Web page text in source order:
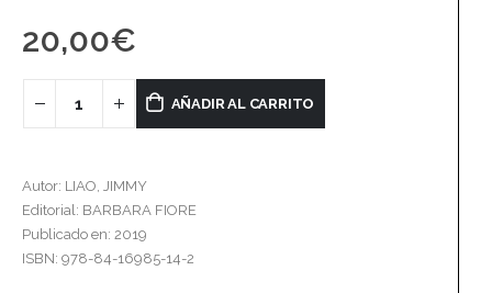
20,00€
AÑADIR AL CARRITO
Autor: LIAO, JIMMY
Editorial: BARBARA FIORE
Publicado en: 2019
ISBN: 978-84-16985-14-2